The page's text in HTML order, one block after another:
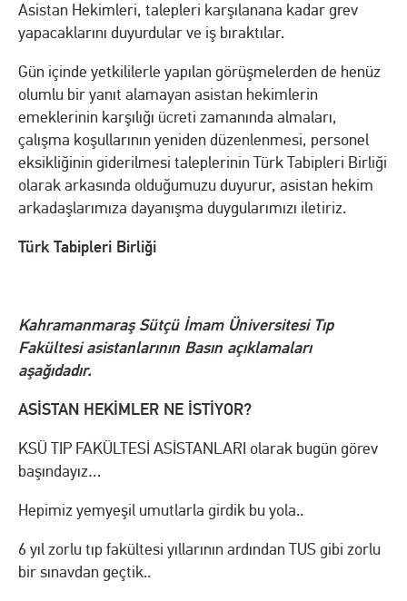
Asistan Hekimleri, talepleri karşılanana kadar grev
yapacaklarını duyurdular ve iş bıraktılar.
Gün içinde yetkililerle yapılan görüşmelerden de henüz
olumlu bir yanıt alamayan asistan hekimlerin
emeklerinin karşılığı ücreti zamanında almaları,
çalışma koşullarının yeniden düzenlenmesi, personel
eksikliğinin giderilmesi taleplerinin Türk Tabipleri Birliği
olarak arkasında olduğumuzu duyurur, asistan hekim
arkadaşlarımıza dayanışma duygularımızı iletiriz.
Türk Tabipleri Birliği
Kahramanmaraş Sütçü İmam Üniversitesi Tıp
Fakültesi asistanlarının Basın açıklamaları
aşağıdadır.
ASİSTAN HEKİMLER NE İSTİYOR?
KSÜ TIP FAKÜLTESİ ASİSTANLARI olarak bugün görev
başındayız…
Hepimiz yemyeşil umutlarla girdik bu yola..
6 yıl zorlu tıp fakültesi yıllarının ardından TUS gibi zorlu
bir sınavdan geçtik..